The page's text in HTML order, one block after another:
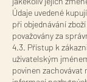
Údaje uvedené
při objednávání
považovány za
4.3. Přístup k
uživatelským
povinen zachovávat